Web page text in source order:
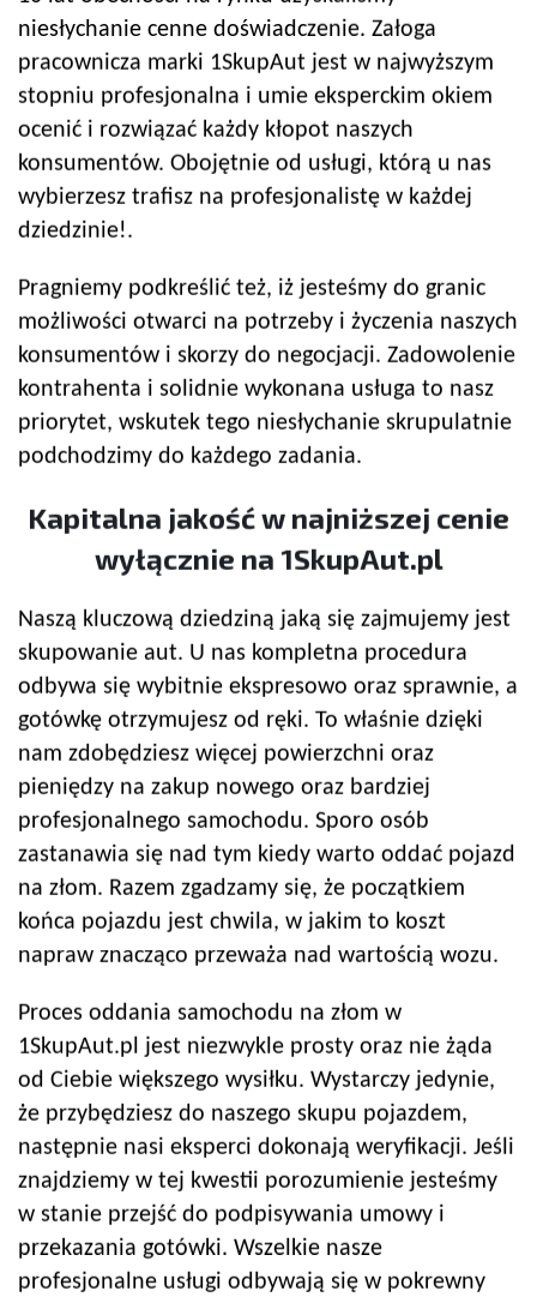
niesłychanie cenne doświadczenie. Załoga
pracownicza marki 1SkupAut jest w najwyższym
stopniu profesjonalna i umie eksperckim okiem
ocenić i rozwiązać każdy kłopot naszych
konsumentów. Obojętnie od usługi, którą u nas
wybierzesz trafisz na profesjonalistę w każdej
dziedzinie!.
Pragniemy podkreślić też, iż jesteśmy do granic
możliwości otwarci na potrzeby i życzenia naszych
konsumentów i skorzy do negocjacji. Zadowolenie
kontrahenta i solidnie wykonana usługa to nasz
priorytet, wskutek tego niesłychanie skrupulatnie
podchodzimy do każdego zadania.
Kapitalna jakość w najniższej cenie
wyłącznie na 1SkupAut.pl
Naszą kluczową dziedziną jaką się zajmujemy jest
skupowanie aut. U nas kompletna procedura
odbywa się wybitnie ekspresowo oraz sprawnie, a
gotówkę otrzymujesz od ręki. To właśnie dzięki
nam zdobędziesz więcej powierzchni oraz
pieniędzy na zakup nowego oraz bardziej
profesjonalnego samochodu. Sporo osób
zastanawia się nad tym kiedy warto oddać pojazd
na złom. Razem zgadzamy się, że początkiem
końca pojazdu jest chwila, w jakim to koszt
napraw znacząco przeważa nad wartością wozu.
Proces oddania samochodu na złom w
1SkupAut.pl jest niezwykle prosty oraz nie żąda
od Ciebie większego wysiłku. Wystarczy jedynie,
że przybędziesz do naszego skupu pojazdem,
następnie nasi eksperci dokonają weryfikacji. Jeśli
znajdziemy w tej kwestii porozumienie jesteśmy
w stanie przejść do podpisywania umowy i
przekazania gotówki. Wszelkie nasze
profesjonalne usługi odbywają się w pokrewny